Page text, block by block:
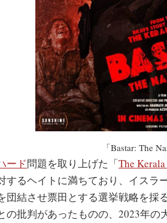
「Bastar: The
ード問題を取り上げた「The
するヘイトに満ちており、イスラ
団結させ票田とする選挙戦略を採
の批判があったものの、2023年の